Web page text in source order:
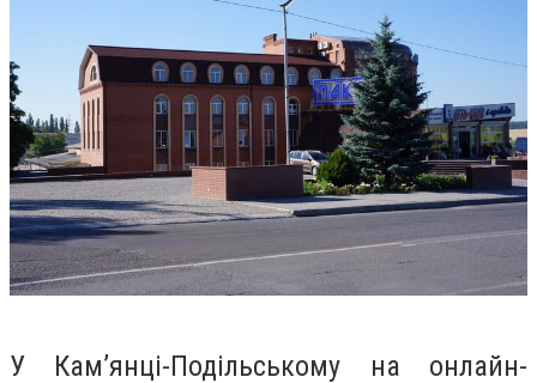
У Кам’янці-Подільському на онлайн-